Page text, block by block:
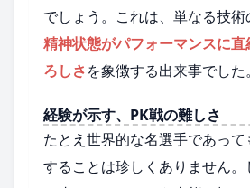
でしょう。これは、単なる技術
精神状態がパフォーマンスに
ろしさを象徴する出来事でした。
経験が示す、PK戦の難しさ
たとえ世界的な名選手であっ
することは珍しくありません